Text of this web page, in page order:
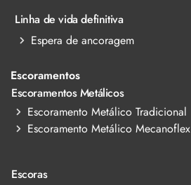
Linha de vida definitiva
Espera de ancoragem
Escoramentos
Escoramentos Metálicos
Escoramento Metálico Tradicional
Escoramento Metálico Mecanoflex
Escoras